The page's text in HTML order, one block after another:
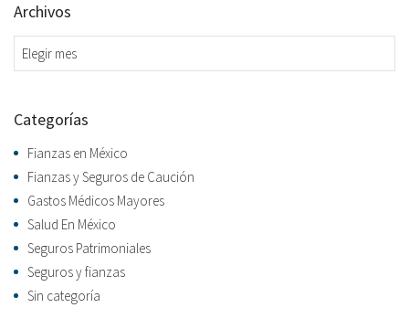
Archivos
Archivos
Categorías
Fianzas en México
Fianzas y Seguros de Caución
Gastos Médicos Mayores
Salud En México
Seguros Patrimoniales
Seguros y fianzas
Sin categoría